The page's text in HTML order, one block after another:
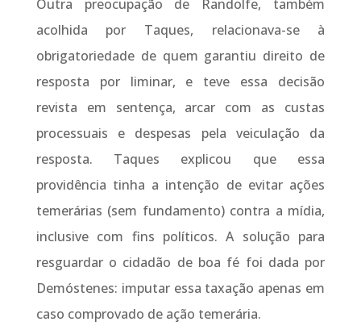
Outra preocupação de Randolfe, também
acolhida por Taques, relacionava-se à
obrigatoriedade de quem garantiu direito de
resposta por liminar, e teve essa decisão
revista em sentença, arcar com as custas
processuais e despesas pela veiculação da
resposta. Taques explicou que essa
providência tinha a intenção de evitar ações
temerárias (sem fundamento) contra a mídia,
inclusive com fins políticos. A solução para
resguardar o cidadão de boa fé foi dada por
Demóstenes: imputar essa taxação apenas em
caso comprovado de ação temerária.